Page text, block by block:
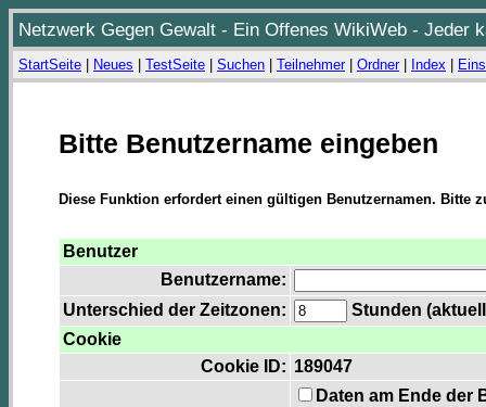
Netzwerk Gegen Gewalt - Ein Offenes WikiWeb - Jeder
StartSeite Neues TestSeite Suchen Teilnehmer| Ordner| Index
Bitte Benutzername eingeben
Diese Funktion erfordert einen gültigen Benutzernamen. Bitte
Benutzer
Benutzername:
Unterschied der Zeitzonen:
Stunden
Cookie
Cookie ID: 189047
Daten am Ende der